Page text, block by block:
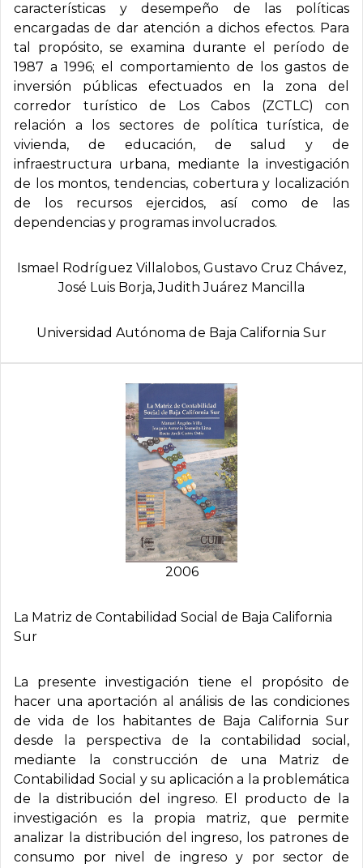
características y desempeño de las políticas
encargadas de dar atención a dichos efectos. Para
tal propósito, se examina durante el período de
1987 a 1996; el comportamiento de los gastos de
inversión públicas efectuados en la zona del
corredor turístico de Los Cabos (ZCTLC) con
relación a los sectores de política turística, de
vivienda, de educación, de salud y de
infraestructura urbana, mediante la investigación
de los montos, tendencias, cobertura y localización
de los recursos ejercidos, así como de las
dependencias y programas involucrados.
Ismael Rodrí­guez Villalobos, Gustavo Cruz Chávez,
José Luis Borja, Judith Juárez Mancilla
Universidad Autónoma de Baja California Sur
2006
La Matriz de Contabilidad Social de Baja California
Sur
La presente investigación tiene el propósito de
hacer una aportación al análisis de las condiciones
de vida de los habitantes de Baja California Sur
desde la perspectiva de la contabilidad social,
mediante la construcción de una Matriz de
Contabilidad Social y su aplicación a la problemática
de la distribución del ingreso. El producto de la
investigación es la propia matriz, que permite
analizar la distribución del ingreso, los patrones de
consumo por nivel de ingreso y por sector de